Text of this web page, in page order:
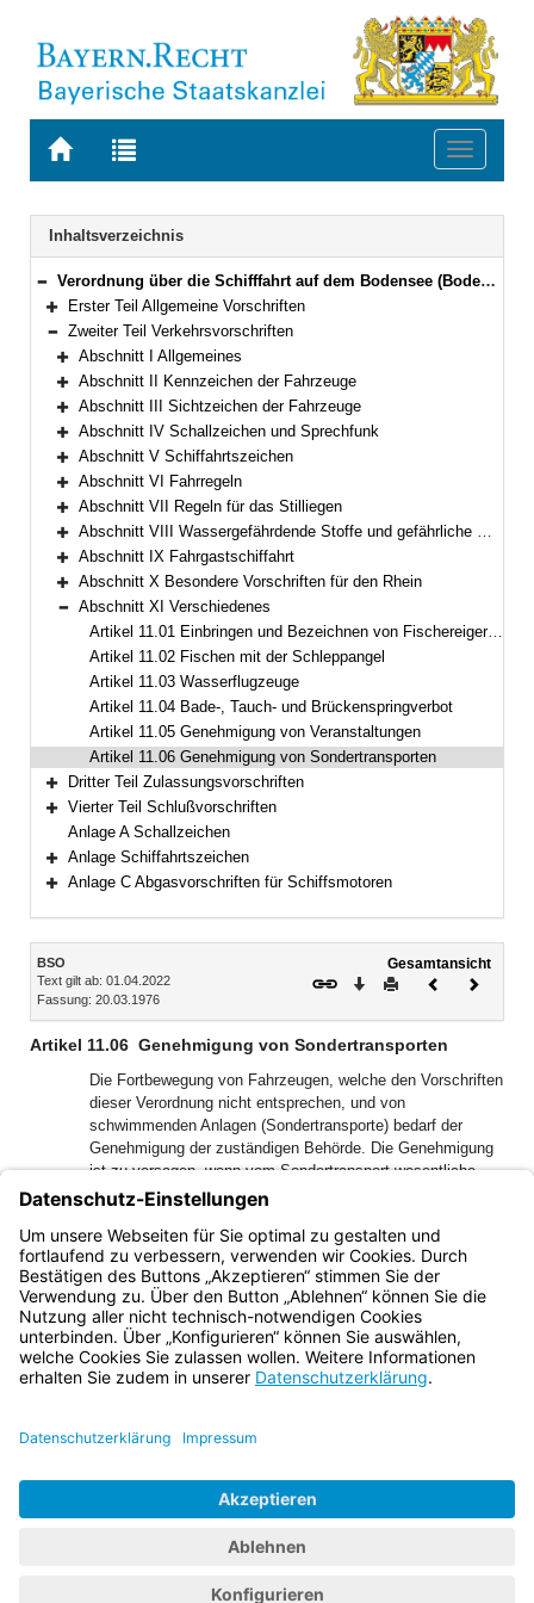
Zur
BAYERN.RECHT
Zur
letzten
Suche
Toggle
Navigation
Inhaltsverzeichnis
Bereich reduzieren
Verordnung über die Schifffahrt auf dem Bodensee (Bodensee-Schifffahrts-Ordnung – BSO) Vom 20. März 1976 (GVBl. S. 55)
Bereich erweitern
Erster Teil Allgemeine Vorschriften
Bereich reduzieren
Zweiter Teil Verkehrsvorschriften
Bereich erweitern
Abschnitt I Allgemeines
Bereich erweitern
Abschnitt II Kennzeichen der Fahrzeuge
Bereich erweitern
Abschnitt III Sichtzeichen der Fahrzeuge
Bereich erweitern
Abschnitt IV Schallzeichen und Sprechfunk
Bereich erweitern
Abschnitt V Schiffahrtszeichen
Bereich erweitern
Abschnitt VI Fahrregeln
Bereich erweitern
Abschnitt VII Regeln für das Stilliegen
Bereich erweitern
Abschnitt VIII Wassergefährdende Stoffe und gefährliche Güter
Bereich erweitern
Abschnitt IX Fahrgastschiffahrt
Bereich erweitern
Abschnitt X Besondere Vorschriften für den Rhein
Bereich reduzieren
Abschnitt XI Verschiedenes
Artikel 11.01 Einbringen und Bezeichnen von Fischereigeräten
Artikel 11.02 Fischen mit der Schleppangel
Artikel 11.03 Wasserflugzeuge
Artikel 11.04 Bade-, Tauch- und Brückenspringverbot
Artikel 11.05 Genehmigung von Veranstaltungen
Artikel 11.06 Genehmigung von Sondertransporten
Bereich erweitern
Dritter Teil Zulassungsvorschriften
Bereich erweitern
Vierter Teil Schlußvorschriften
Anlage A Schallzeichen
Bereich erweitern
Anlage Schiffahrtszeichen
Anlage C Abgasvorschriften für Schiffsmotoren
Inhalt
BSO
Text gilt ab: 01.04.2022
Fassung: 20.03.1976
Gesamtansicht
Download
DruckenVorheriges
Artikel 11.06 Genehmigung von Sondertransporten
Die Fortbewegung von Fahrzeugen, welche den Vorschriften
dieser Verordnung nicht entsprechen, und von
schwimmenden Anlagen (Sondertransporte) bedarf der
Genehmigung der zuständigen Behörde. Die Genehmigung
ist zu versagen, wenn vom Sondertransport wesentliche
Beeinträchtigungen der Schifffahrt, der Sicherheit von
Personen, des Wassers, der Fischerei oder der Umwelt zu
erwarten sind, die nicht durch Auflagen oder Bedingungen
verhindert oder ausgeglichen werden können.
Bayern.de
BayernPortal
Impressum